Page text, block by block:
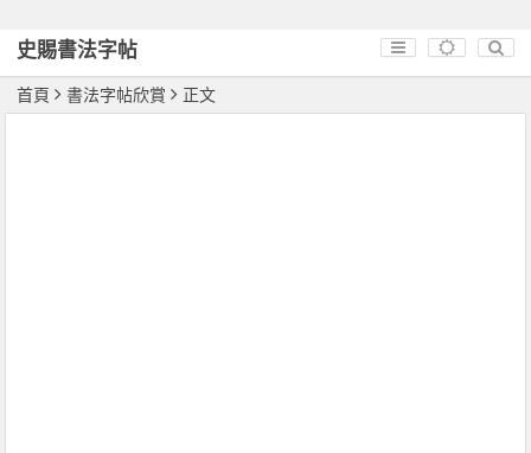
史賜書法字帖
首頁 書法字帖欣賞 正文